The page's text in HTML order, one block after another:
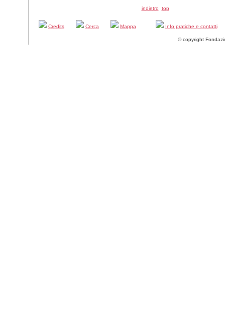
indietro top
Credits Cerca Mappa Info pratiche e contatti
© copyright